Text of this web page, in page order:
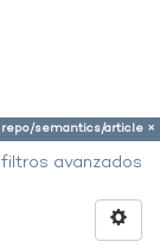
semantics/article ×
avanzados